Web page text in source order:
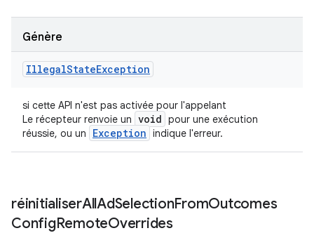
Génère
IllegalStateException
si cette API n'est pas activée pour l'appelant
Le récepteur renvoie un void pour une exécution
réussie, ou un
Exception indique l'erreur.
réinitialiserAllAdSelectionFromOutcomes
ConfigRemoteOverrides